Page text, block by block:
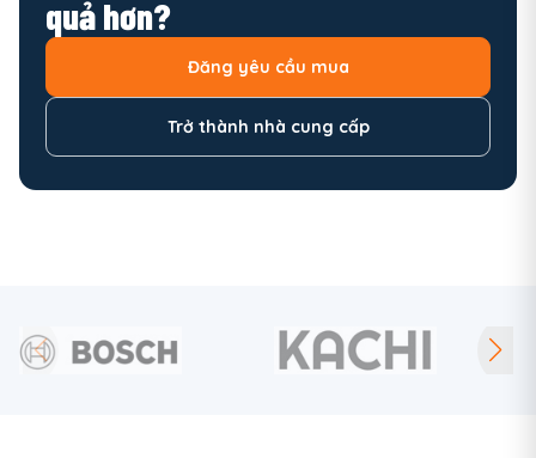
quả hơn?
Đăng yêu cầu mua
Trở thành nhà cung cấp